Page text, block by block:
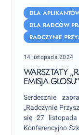
„Radczynie
Przyszłości
głosu”
DLA
DLA RADCÓW
RADCZYNIE
Posted
14 listopada 2024
WARSZTATY
EMISJA GŁOSU”
Serdecznie
„Radczynie
się 27
Konferencyjno-